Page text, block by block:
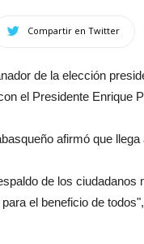
Compartir en Twitter
de la elección
el Presidente Enrique
afirmó que
de los
el beneficio de